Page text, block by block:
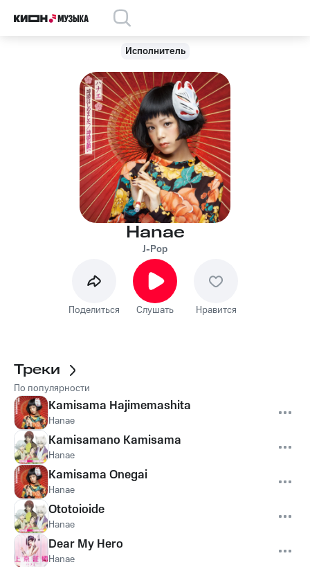
Исполнитель
Hanae
J-Pop
Поделиться Слушать Нравится
Треки
По популярности
Kamisama Hajimemashita
Hanae
Kamisamano Kamisama
Hanae
Kamisama Onegai
Hanae
Ototoioide
Hanae
Dear My Hero
Hanae